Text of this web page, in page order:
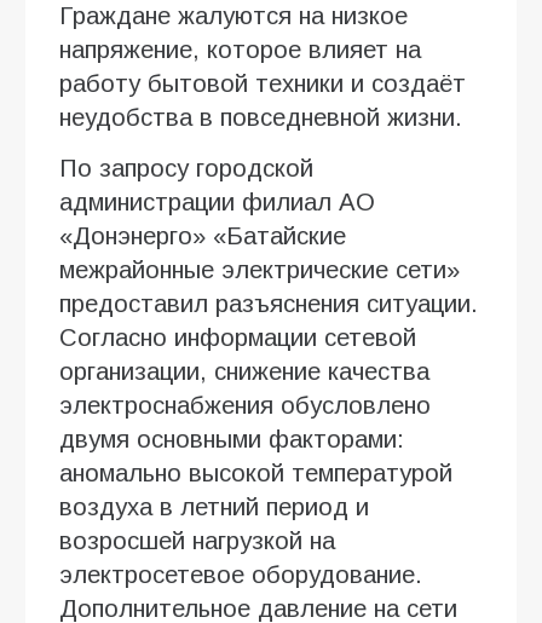
Граждане жалуются на низкое
напряжение, которое влияет на
работу бытовой техники и создаёт
неудобства в повседневной жизни.
По запросу городской
администрации филиал АО
«Донэнерго» «Батайские
межрайонные электрические сети»
предоставил разъяснения ситуации.
Согласно информации сетевой
организации, снижение качества
электроснабжения обусловлено
двумя основными факторами:
аномально высокой температурой
воздуха в летний период и
возросшей нагрузкой на
электросетевое оборудование.
Дополнительное давление на сети